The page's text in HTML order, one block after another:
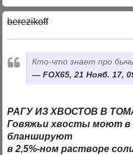
berezikoff
Кто-что знает про
FOX65, 21 Нояб. 17,
РАГУ ИЗ ХВОСТОВ В
Говяжьи хвосты моют в
бланшируют
в 2,5%-ном растворе